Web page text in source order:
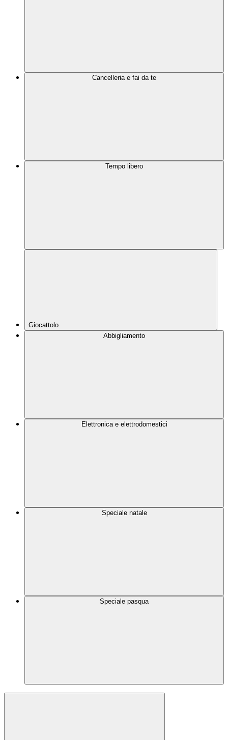
Cancelleria e fai da te
Tempo libero
Giocattolo
Abbigliamento
Elettronica e elettrodomestici
Speciale natale
Speciale pasqua